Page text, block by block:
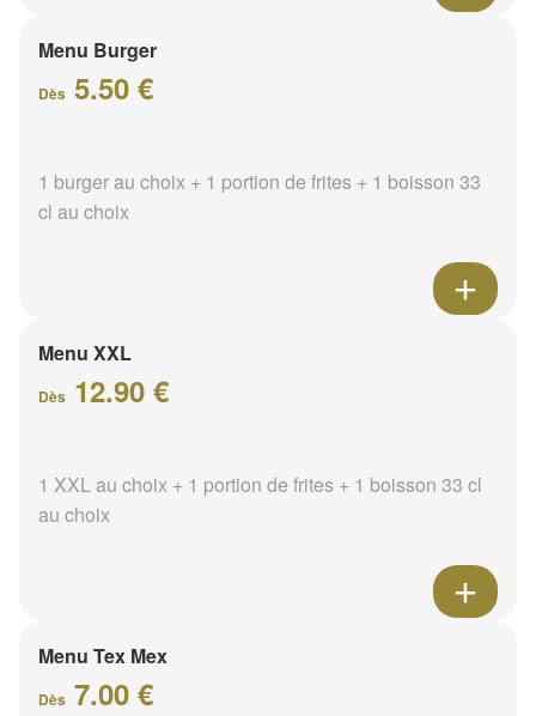
Menu Burger
Dès 5.50 €
1 burger au choix + 1 portion de frites + 1 boisson 33
cl au choix
Menu XXL
Dès 12.90 €
1 XXL au choix + 1 portion de frites + 1 boisson 33 cl
au choix
Menu Tex Mex
Dès 7.00 €